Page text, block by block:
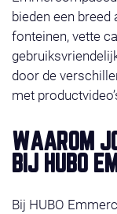
bieden een
fonteinen, vette
door de
met
WAAROM
BIJ HUBO
Bij HUBO